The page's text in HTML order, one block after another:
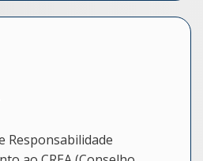
Responsabilidade